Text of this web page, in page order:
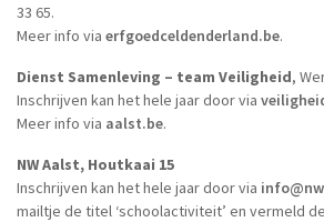
33 65.
Meer info via erfgoedceldenderland.be.
Dienst Samenleving – team Veiligheid,
Inschrijven kan het hele jaar door via
Meer info via aalst.be.
NW Aalst, Houtkaai 15
Inschrijven kan het hele jaar door via
mailtje de titel ‘schoolactiviteit’ en vermeld